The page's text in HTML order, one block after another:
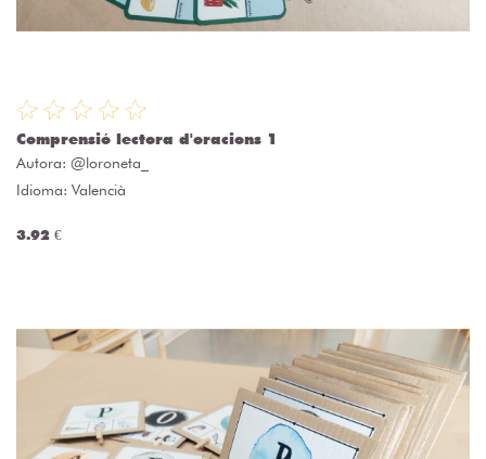
Comprensió lectora d'oracions 1
Autora: @loroneta_
Idioma: Valencià
3.92 €